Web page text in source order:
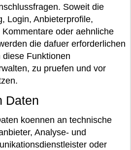
Soweit die
Login, Anbieterprofile,
oder aehnliche
die dafuer erforderlichen
Funktionen
zu pruefen und vor
Daten
koennen an technische
Analyse- und
oder